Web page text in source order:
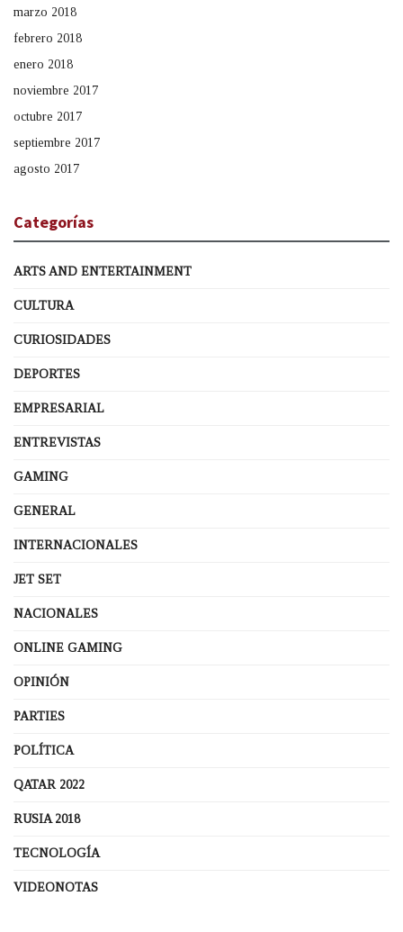
marzo 2018
febrero 2018
enero 2018
noviembre 2017
octubre 2017
septiembre 2017
agosto 2017
Categorías
ARTS AND ENTERTAINMENT
CULTURA
CURIOSIDADES
DEPORTES
EMPRESARIAL
ENTREVISTAS
GAMING
GENERAL
INTERNACIONALES
JET SET
NACIONALES
ONLINE GAMING
OPINIÓN
PARTIES
POLÍTICA
QATAR 2022
RUSIA 2018
TECNOLOGÍA
VIDEONOTAS